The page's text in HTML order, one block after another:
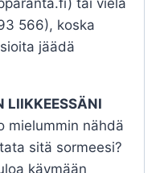
tai vielä
566), koska
jäädä
LIIKKEESSÄNI
mielummin nähdä
sitä sormeesi?
käymään